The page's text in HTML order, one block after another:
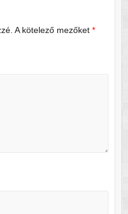
A kötelező mezőket *